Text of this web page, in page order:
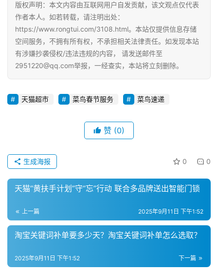
O
优
化
察
营
直
带
货
流
版权声明：本文内容由互联网用户自发贡献，该文观点仅代表
作者本人。如若转载，请注明出处：
https://www.rongtui.com/3108.html。本站仅提供信息存储
空间服务，不拥有所有权，不承担相关法律责任。如发现本站
有涉嫌抄袭侵权/违法违规的内容， 请发送邮件至
2951220@qq.com举报，一经查实，本站将立刻删除。
天猫超市 菜鸟春节服务 菜鸟速递
赞 (0)
0 0
生成海报
天猫“黄扶手计划”守“忘”行动 联合多品牌送出智能门锁
上一篇 2025年9月11日 下午1:52
淘宝关键词补单要多少天？淘宝关键词补单怎么选取？
下一篇
2025年9月11日 下午1:52